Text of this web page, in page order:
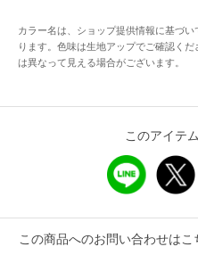
配送料
送料無料
（税込
ポリエステ
ギフト 可
カラー名は、ショップ提供情報に基づ
ります。色味は生地アップでご確認く
は異なって見える場合がございます。
このアイテ
この商品へのお問い合わせはこ